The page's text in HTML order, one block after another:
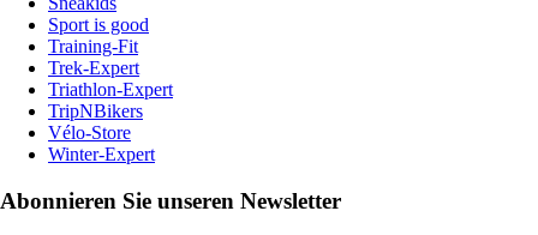
Sport is good
Training-Fit
Trek-Expert
Triathlon-Expert
TripNBikers
Vélo-Store
Winter-Expert
Abonnieren Sie unseren Newsletter